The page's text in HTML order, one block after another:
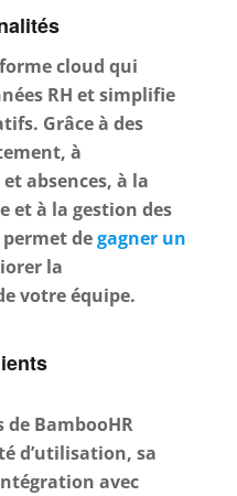
cloud qui
RH et simplifie
Grâce à des
à
absences, à la
et à la gestion des
degagner un
la
votre équipe.
BambooHR
d’utilisation, sa
avec